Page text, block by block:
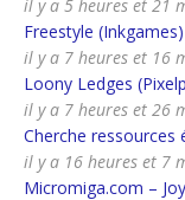
il y a 5 heures et 21
Freestyle
il y a 7 heures et 16
Loony Ledges
il y a 7 heures et 26
Cherche ressources
il y a 16 heures et 7
Micromiga.com –